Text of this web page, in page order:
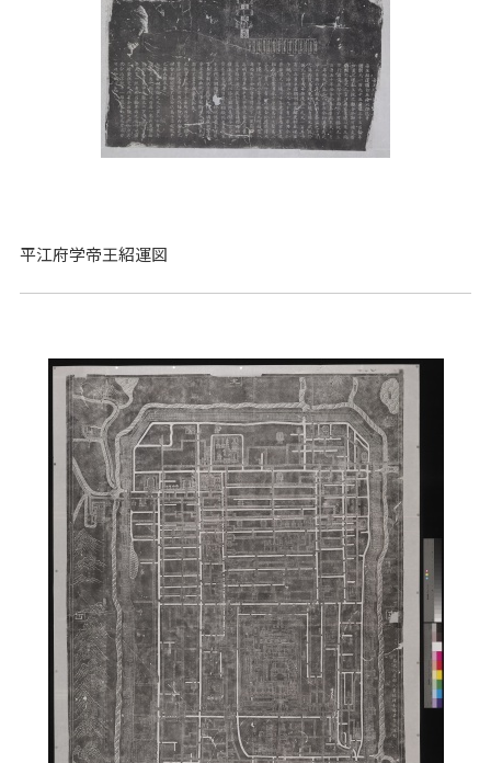
平江府学帝王紹運図